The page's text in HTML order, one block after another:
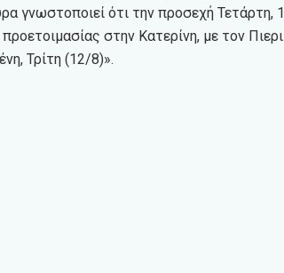
γνωστοποιεί ότι την προσεχή Τετάρτη,
στην Κατερίνη, με τον
Τρίτη (12/8)».